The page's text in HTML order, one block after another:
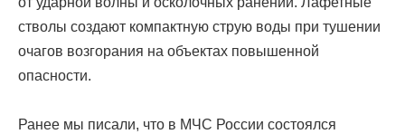
стволы создают компактную струю воды при тушении
очагов возгорания на объектах повышенной
опасности.
Ранее мы писали, что в МЧС России состоялся